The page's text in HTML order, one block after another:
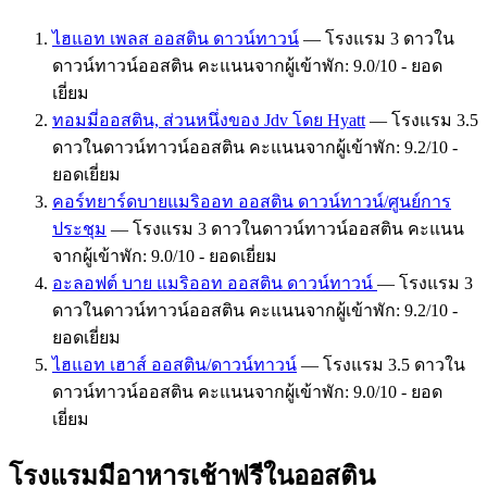
ไฮแอท เพลส ออสติน ดาวน์ทาวน์ — โรงแรม 3 ดาวใน
ดาวน์ทาวน์ออสติน คะแนนจากผู้เข้าพัก: 9.0/10 - ยอด
เยี่ยม
ทอมมี่ออสติน, ส่วนหนึ่งของ Jdv โดย Hyatt — โรงแรม 3.5
ดาวในดาวน์ทาวน์ออสติน คะแนนจากผู้เข้าพัก: 9.2/10 -
ยอดเยี่ยม
คอร์ทยาร์ดบายแมริออท ออสติน ดาวน์ทาวน์/ศูนย์การ
ประชุม — โรงแรม 3 ดาวในดาวน์ทาวน์ออสติน คะแนน
จากผู้เข้าพัก: 9.0/10 - ยอดเยี่ยม
อะลอฟต์ บาย แมริออท ออสติน ดาวน์ทาวน์ — โรงแรม 3
ดาวในดาวน์ทาวน์ออสติน คะแนนจากผู้เข้าพัก: 9.2/10 -
ยอดเยี่ยม
ไฮแอท เฮาส์ ออสติน/ดาวน์ทาวน์ — โรงแรม 3.5 ดาวใน
ดาวน์ทาวน์ออสติน คะแนนจากผู้เข้าพัก: 9.0/10 - ยอด
เยี่ยม
โรงแรมมีอาหารเช้าฟรีในออสติน